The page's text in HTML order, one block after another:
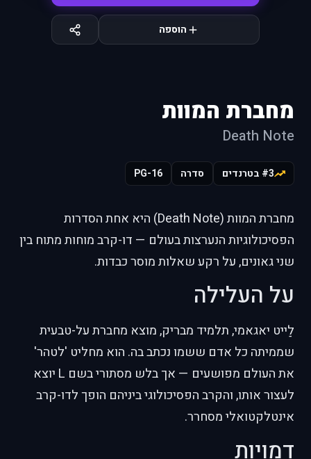
הוספה
מחברת המוות
Death Note
#3 בטרנדים סדרה PG-16
מחברת המוות (Death Note) היא אחת הסדרות
הפסיכולוגיות הנערצות בעולם — דו-קרב מוחות מתוח בין
שני גאונים, על רקע שאלות מוסר כבדות.
על העלילה
לַייט יאגאמי, תלמיד מבריק, מוצא מחברת על-טבעית
שממיתה כל אדם ששמו נכתב בה. הוא מחליט 'לטהר'
את העולם מפושעים — אך בלש מסתורי בשם L יוצא
לעצור אותו, והקרב הפסיכולוגי ביניהם הופך לדו-קרב
אינטלקטואלי מסחרר.
דמויות